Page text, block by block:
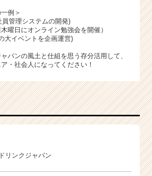
例＞
員管理システムの開発)
曜日にオンライン勉強会を開催）
大イベントを企画運営)
パンの風土と仕組を思う存分活用して、
・社会人になってください！
リンクジャパン